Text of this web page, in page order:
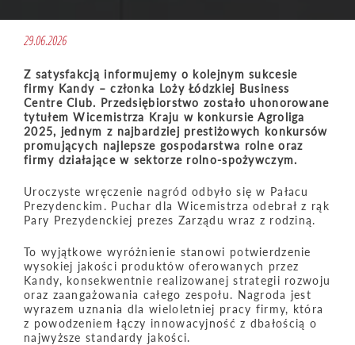
29.06.2026
Z satysfakcją informujemy o kolejnym sukcesie
firmy Kandy – członka Loży Łódzkiej Business
Centre Club. Przedsiębiorstwo zostało uhonorowane
tytułem Wicemistrza Kraju w konkursie Agroliga
2025, jednym z najbardziej prestiżowych konkursów
promujących najlepsze gospodarstwa rolne oraz
firmy działające w sektorze rolno-spożywczym.
Uroczyste wręczenie nagród odbyło się w Pałacu
Prezydenckim. Puchar dla Wicemistrza odebrał z rąk
Pary Prezydenckiej prezes Zarządu wraz z rodziną.
To wyjątkowe wyróżnienie stanowi potwierdzenie
wysokiej jakości produktów oferowanych przez
Kandy, konsekwentnie realizowanej strategii rozwoju
oraz zaangażowania całego zespołu. Nagroda jest
wyrazem uznania dla wieloletniej pracy firmy, która
z powodzeniem łączy innowacyjność z dbałością o
najwyższe standardy jakości.